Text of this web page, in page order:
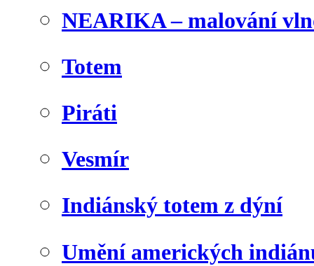
NEARIKA – malování
Totem
Piráti
Vesmír
Indiánský totem z dýní
Umění amerických